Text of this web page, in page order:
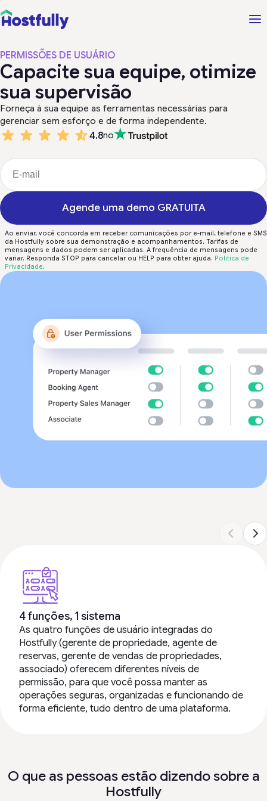
PERMISSÕES DE USUÁRIO
Capacite sua equipe, otimize
sua supervisão
Forneça à sua equipe as ferramentas necessárias para
gerenciar sem esforço e de forma independente.
4.8no
Agende uma demo GRATUITA
Ao enviar, você concorda em receber comunicações por e-mail, telefone e SMS
da Hostfully sobre sua demonstração e acompanhamentos. Tarifas de
mensagens e dados podem ser aplicadas. A frequência de mensagens pode
variar. Responda STOP para cancelar ou HELP para obter ajuda. Política de
Privacidade.
4 funções, 1 sistema
As quatro funções de usuário integradas do
Hostfully (gerente de propriedade, agente de
reservas, gerente de vendas de propriedades,
associado) oferecem diferentes níveis de
permissão, para que você possa manter as
operações seguras, organizadas e funcionando de
forma eficiente, tudo dentro de uma plataforma.
O que as pessoas estão dizendo sobre a
Hostfully